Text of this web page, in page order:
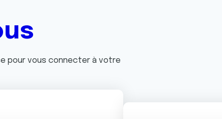
pour vous connecter à votre